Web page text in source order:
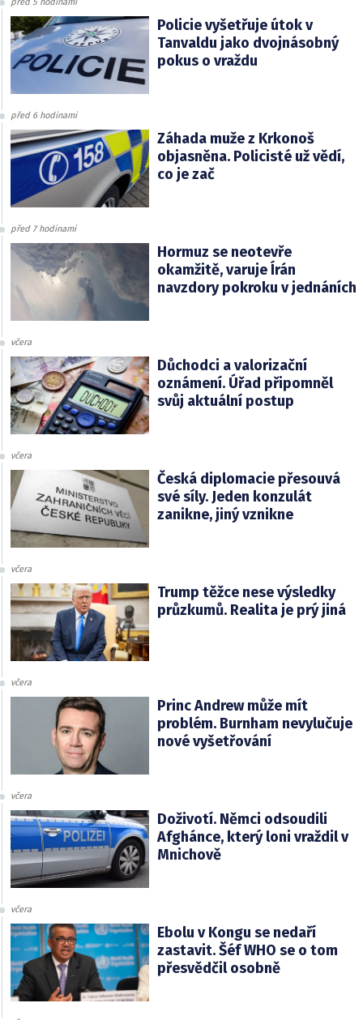
Policie vyšetřuje útok v
Tanvaldu jako dvojnásobný
pokus o vraždu
před 6 hodinami
Záhada muže z Krkonoš
objasněna. Policisté už vědí,
co je zač
před 7 hodinami
Hormuz se neotevře
okamžitě, varuje Írán
navzdory pokroku v jednáních
včera
Důchodci a valorizační
oznámení. Úřad připomněl
svůj aktuální postup
včera
Česká diplomacie přesouvá
své síly. Jeden konzulát
zanikne, jiný vznikne
včera
Trump těžce nese výsledky
průzkumů. Realita je prý jiná
včera
Princ Andrew může mít
problém. Burnham nevylučuje
nové vyšetřování
včera
Doživotí. Němci odsoudili
Afghánce, který loni vraždil v
Mnichově
včera
Ebolu v Kongu se nedaří
zastavit. Šéf WHO se o tom
přesvědčil osobně